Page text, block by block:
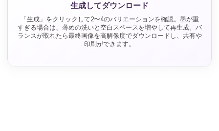
生成してダウンロード
「生成」をクリックして2〜4のバリエーションを確認。墨が重
すぎる場合は、薄めの洗いと空白スペースを増やして再生成。バ
ランスが取れたら最終画像を高解像度でダウンロードし、共有や
印刷ができます。